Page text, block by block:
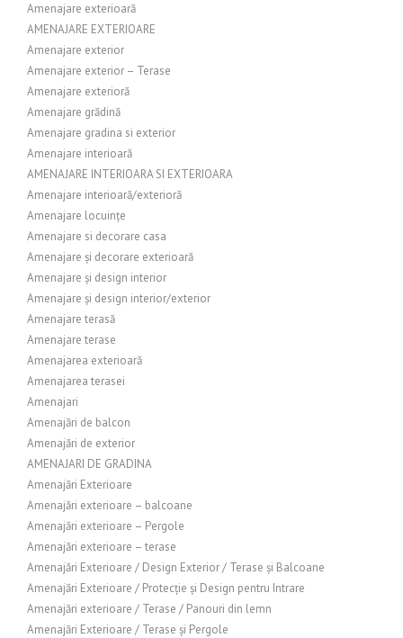
Amenajare exterioară
AMENAJARE EXTERIOARE
Amenajare exterior
Amenajare exterior – Terase
Amenajare exterioră
Amenajare grădină
Amenajare gradina si exterior
Amenajare interioară
AMENAJARE INTERIOARA SI EXTERIOARA
Amenajare interioară/exterioră
Amenajare locuințe
Amenajare si decorare casa
Amenajare și decorare exterioară
Amenajare și design interior
Amenajare și design interior/exterior
Amenajare terasă
Amenajare terase
Amenajarea exterioară
Amenajarea terasei
Amenajari
Amenajări de balcon
Amenajări de exterior
AMENAJARI DE GRADINA
Amenajări Exterioare
Amenajări exterioare – balcoane
Amenajări exterioare – Pergole
Amenajări exterioare – terase
Amenajări Exterioare / Design Exterior / Terase și Balcoane
Amenajări Exterioare / Protecție și Design pentru Intrare
Amenajări exterioare / Terase / Panouri din lemn
Amenajări Exterioare / Terase și Pergole